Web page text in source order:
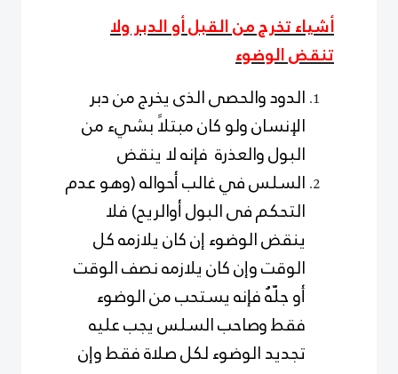
أشياء تخرج من القبل أو الدبر ولا
تنقض الوضوء
الدود والحصى الذى يخرج من دبر
الإنسان ولو كان مبتلاً بشيء من
البول والعذرة فإنه لا ينقض
السلس في غالب أحواله (وهو عدم
التحكم فى البول أوالريح) فلا
ينقض الوضوء إن كان يلازمه كل
الوقت وإن كان يلازمه نصف الوقت
أو جلّهُ فإنه يستحب من الوضوء
فقط وصاحب السلس يجب عليه
تجديد الوضوء لكل صلاة فقط وإن